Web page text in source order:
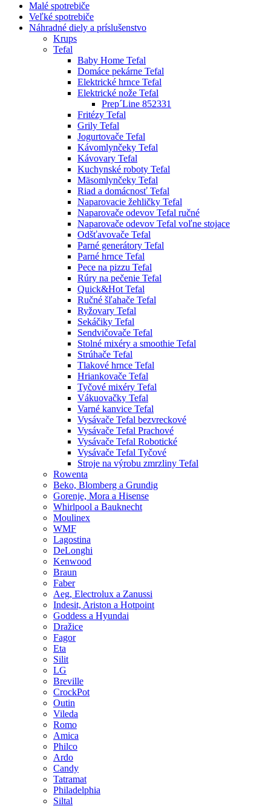
Malé spotrebiče
Veľké spotrebiče
Náhradné diely a príslušenstvo
Krups
Tefal
Baby Home Tefal
Domáce pekárne Tefal
Elektrické hrnce Tefal
Elektrické nože Tefal
Prep´Line 852331
Fritézy Tefal
Grily Tefal
Jogurtovače Tefal
Kávomlynčeky Tefal
Kávovary Tefal
Kuchynské roboty Tefal
Mäsomlynčeky Tefal
Riad a domácnosť Tefal
Naparovacie žehličky Tefal
Naparovače odevov Tefal ručné
Naparovače odevov Tefal voľne stojace
Odšťavovače Tefal
Parné generátory Tefal
Parné hrnce Tefal
Pece na pizzu Tefal
Rúry na pečenie Tefal
Quick&Hot Tefal
Ručné šľahače Tefal
Ryžovary Tefal
Sekáčiky Tefal
Sendvičovače Tefal
Stolné mixéry a smoothie Tefal
Strúhače Tefal
Tlakové hrnce Tefal
Hriankovače Tefal
Tyčové mixéry Tefal
Vákuovačky Tefal
Varné kanvice Tefal
Vysávače Tefal bezvreckové
Vysávače Tefal Prachové
Vysávače Tefal Robotické
Vysávače Tefal Tyčové
Stroje na výrobu zmrzliny Tefal
Rowenta
Beko, Blomberg a Grundig
Gorenje, Mora a Hisense
Whirlpool a Bauknecht
Moulinex
WMF
Lagostina
DeLonghi
Kenwood
Braun
Faber
Aeg, Electrolux a Zanussi
Indesit, Ariston a Hotpoint
Goddess a Hyundai
Dražice
Fagor
Eta
Silit
LG
Breville
CrockPot
Outin
Vileda
Romo
Amica
Philco
Ardo
Candy
Tatramat
Philadelphia
Siltal